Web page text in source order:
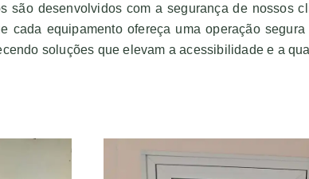
são desenvolvidos com a segurança de nossos
cada equipamento ofereça uma operação
soluções que elevam a acessibilidade e a